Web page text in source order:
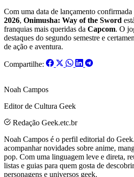
Com uma data de lançamento confirmada
2026, Onimusha: Way of the Sword
franquias mais queridas da Capcom. O
destaques do segundo semestre e
de ação e aventura.
Compartilhe:
Noah Campos
Editor de Cultura Geek
Redação Geek.etc.br
Noah Campos é o perfil editorial do
acompanhar novidades sobre anime,
pop. Com uma linguagem leve e direta,
listas e guias para quem gosta de
personagens e universos geek.